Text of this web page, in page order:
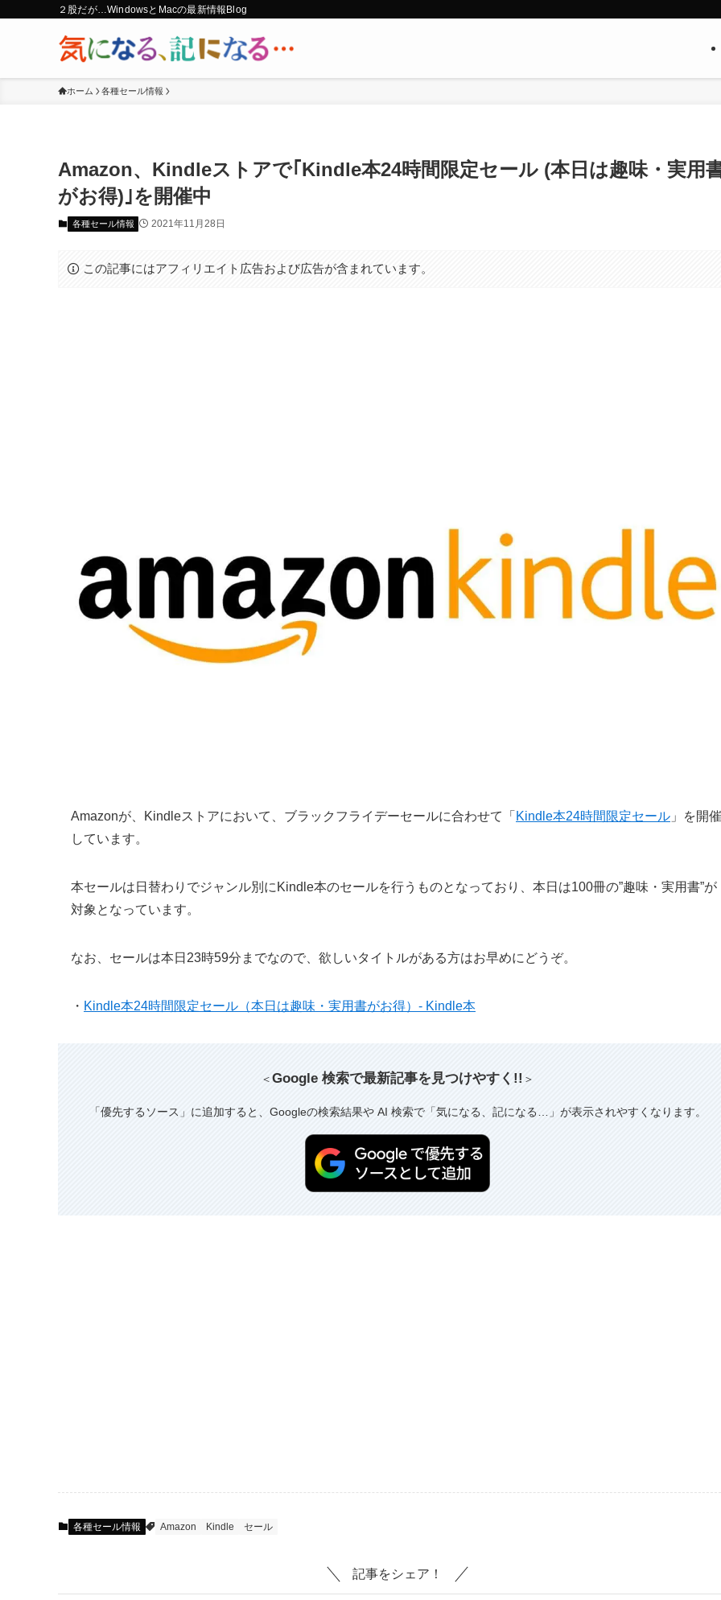
２股だが…WindowsとMacの最新情報Blog
ホーム 各種セール情報
Amazon、Kindleストアで｢Kindle本24時間限定セール (本日は趣味・実用
がお得)｣を開催中
各種セール情報 2021年11月28日
この記事にはアフィリエイト広告および広告が含まれています。
Amazonが、Kindleストアにおいて、ブラックフライデーセールに合わせて「 Kindle本24時間限定セール 」を開催
しています。
本セールは日替わりでジャンル別にKindle本のセールを行うものとなっており、本日は100冊の”趣味・実用書”が
対象となっています。
なお、セールは本日23時59分までなので、欲しいタイトルがある方はお早めにどうぞ。
・ Kindle本24時間限定セール（本日は趣味・実用書がお得）- Kindle本
＜Google 検索で最新記事を見つけやすく!! ＞
「優先するソース」に追加すると、Googleの検索結果や AI 検索で「気になる、記になる…」が表示されやすくなります。
各種セール情報 Amazon Kindle セール
記事をシェア！